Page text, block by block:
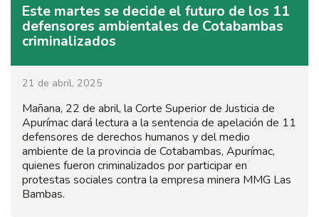
Este martes se decide el futuro de los 11
defensores ambientales de Cotabambas
criminalizados
21 de abril, 2025
Mañana, 22 de abril, la Corte Superior de Justicia de
Apurímac dará lectura a la sentencia de apelación de 11
defensores de derechos humanos y del medio
ambiente de la provincia de Cotabambas, Apurímac,
quienes fueron criminalizados por participar en
protestas sociales contra la empresa minera MMG Las
Bambas.